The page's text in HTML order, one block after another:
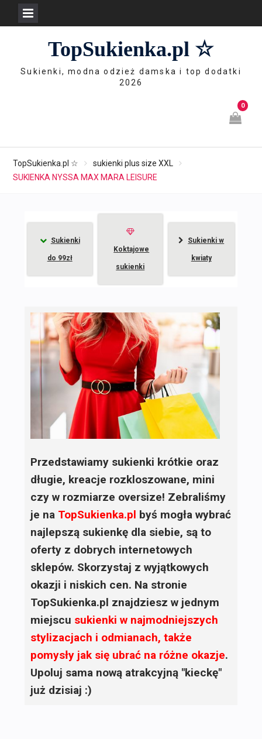
TopSukienka.pl ☆
Sukienki, modna odzież damska i top dodatki
2026
0
TopSukienka.pl ☆
sukienki plus size XXL
SUKIENKA NYSSA MAX MARA LEISURE
Sukienki
do 99zł
Koktajowe
sukienki
Sukienki w
kwiaty
Przedstawiamy sukienki krótkie oraz
długie, kreacje rozkloszowane, mini
czy w rozmiarze oversize! Zebraliśmy
je na TopSukienka.pl byś mogła wybrać
najlepszą sukienkę dla siebie, są to
oferty z dobrych internetowych
sklepów. Skorzystaj z wyjątkowych
okazji i niskich cen. Na stronie
TopSukienka.pl znajdziesz w jednym
miejscu sukienki w najmodniejszych
stylizacjach i odmianach, także
pomysły jak się ubrać na różne okazje.
Upoluj sama nową atrakcyjną "kieckę"
już dzisiaj :)